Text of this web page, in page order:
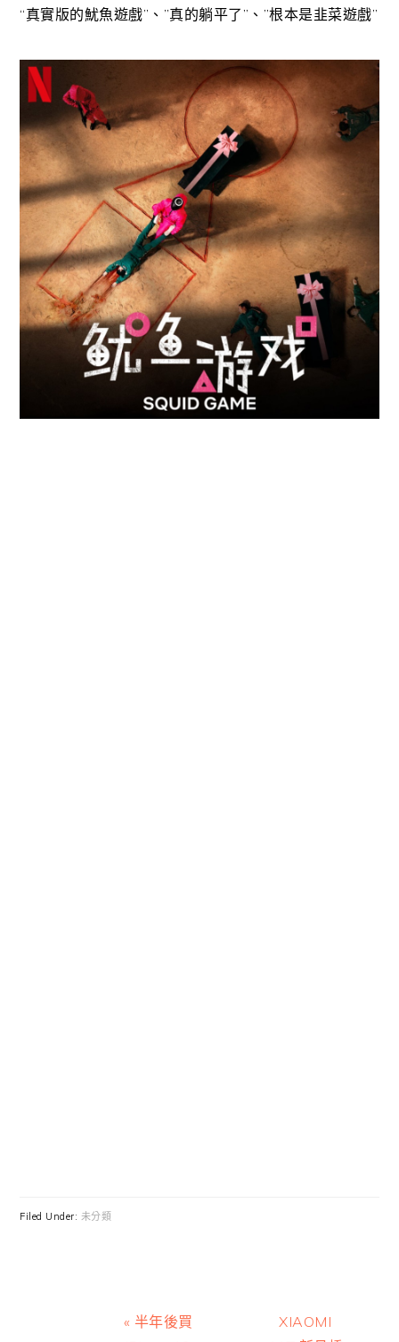
“真實版的魷魚遊戲”、”真的躺平了”、”根本是韭菜遊戲”
Filed Under: 未分類
Previous
« 半年後買
Next
XIAOMI